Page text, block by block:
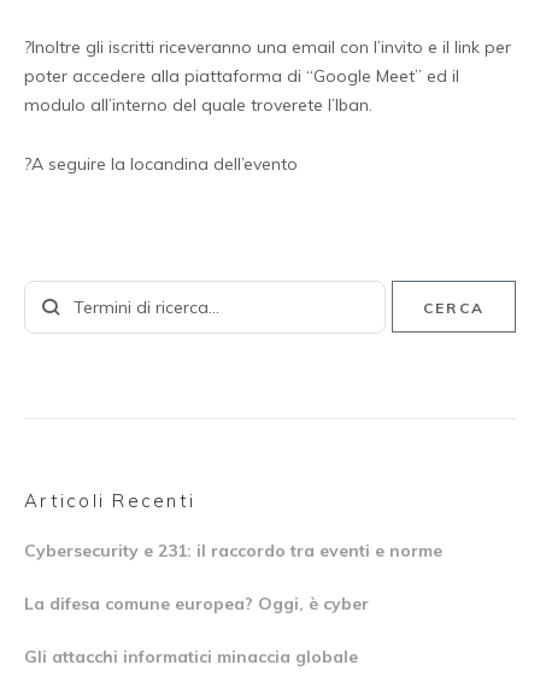
?Inoltre gli iscritti riceveranno una email con l’invito e il link per
poter accedere alla piattaforma di “Google Meet” ed il
modulo all’interno del quale troverete l’Iban.
?A seguire la locandina dell’evento
CERCA
Articoli Recenti
Cybersecurity e 231: il raccordo tra eventi e norme
La difesa comune europea? Oggi, è cyber
Gli attacchi informatici minaccia globale